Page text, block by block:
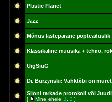
Plastic Planet
Jazz
Mõnus lastepärane
Klassikaline muusika + tehno,
ÜrgSiuG
Dr. Burzynski: Vähktõbi on
Siioni tarkade protokoll või
[ Mine lehele: 1 2 ]